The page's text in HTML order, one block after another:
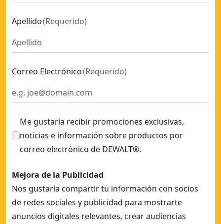
Apellido(Requerido)
Correo Electrónico(Requerido)
Me gustaría recibir promociones exclusivas,
noticias e información sobre productos por
correo electrónico de DEWALT®.
Mejora de la Publicidad
Nos gustaría compartir tu información con socios
de redes sociales y publicidad para mostrarte
anuncios digitales relevantes, crear audiencias